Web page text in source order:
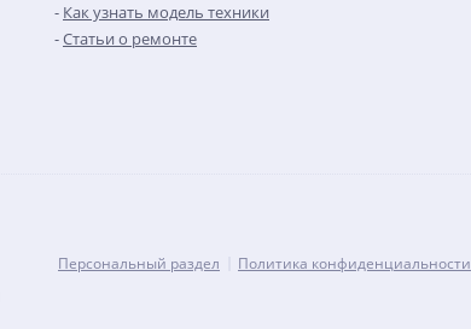
Как узнать модель техники
Статьи о ремонте
Персональный раздел Политика конфиденциальности